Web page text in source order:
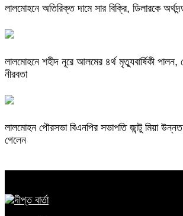
লালমোহনে অতিরিক্ত দামে সার বিক্রি, ডিলারকে
লালমোহনে শহীদ নূরে আলমের ৪র্থ মৃত্যুবার্ষিকী
নীরবতা
লালমোহন পৌরসভা বিএনপির সভাপতি জান্টু মিয়া উন্নত
গেলেন